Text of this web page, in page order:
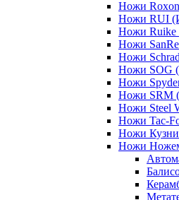
Ножи
Ножи RUI
Ножи Ruike
Ножи
Ножи
Ножи
Ножи
Ножи SRM
Ножи Steel
Ножи Tac-
Ножи
Ножи